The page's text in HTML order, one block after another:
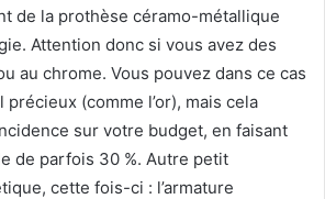
de la prothèse céramo-métallique
Attention donc si vous avez des
au chrome. Vous pouvez dans ce cas
(comme l’or), mais cela
sur votre budget, en faisant
de parfois 30 %. Autre petit
cette fois-ci : l’armature